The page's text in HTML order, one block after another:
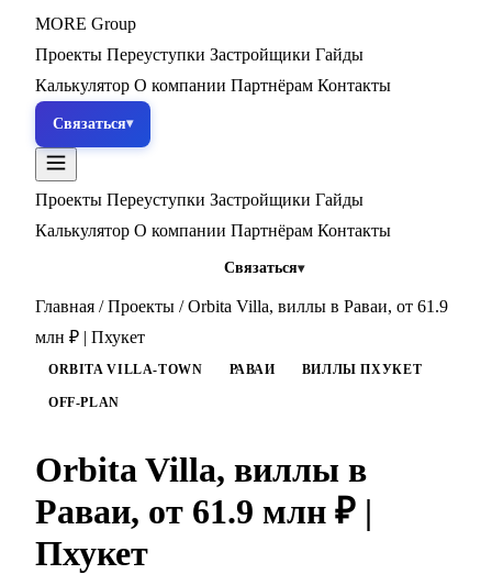
MORE Group
Проекты Переуступки Застройщики Гайды
Калькулятор О компании Партнёрам Контакты
Связаться
Проекты Переуступки Застройщики Гайды
Калькулятор О компании Партнёрам Контакты
Связаться
Главная / Проекты / Orbita Villa, виллы в Раваи, от 61.9
млн ₽ | Пхукет
ORBITA VILLA-TOWN РАВАИ ВИЛЛЫ ПХУКЕТ
OFF-PLAN
Orbita Villa, виллы в
Раваи, от 61.9 млн ₽ |
Пхукет